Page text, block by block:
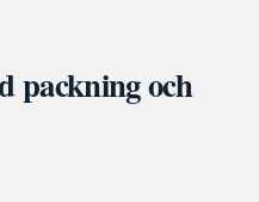
packning och